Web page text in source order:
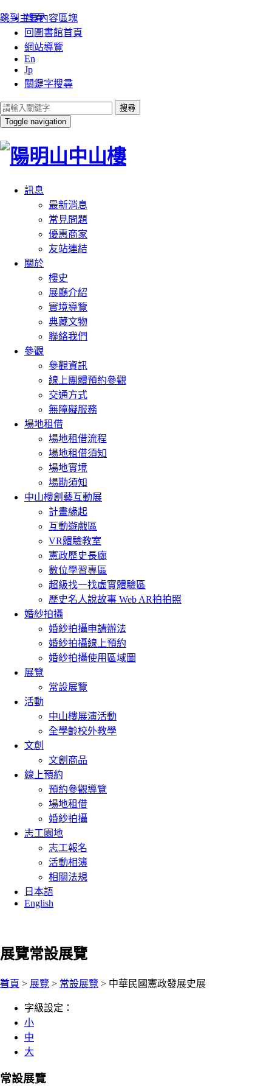
跳到主要內容區塊
:::
首頁
回圖書館首頁
網站導覽
En
Jp
關鍵字搜尋
搜尋
Toggle navigation
訊息
最新消息
常見問題
優惠商家
友站連結
關於
樓史
展廳介紹
實境導覽
典藏文物
聯絡我們
參觀
參觀資訊
線上團體預約參觀
交通方式
無障礙服務
場地租借
場地租借流程
場地租借須知
場地實境
場勘須知
中山樓創藝互動展
計畫緣起
互動遊戲區
VR體驗教室
憲政歷史長廊
數位學習專區
超級找一找虛實體驗區
歷史名人說故事 Web AR拍拍照
婚紗拍攝
婚紗拍攝申請辦法
婚紗拍攝線上預約
婚紗拍攝使用區域圖
展覽
常設展覽
活動
中山樓展演活動
全學齡校外教學
文創
文創商品
線上預約
預約參觀導覽
場地租借
婚紗拍攝
志工園地
志工報名
活動相簿
相關法規
日本語
English
展覽常設展覽
:::
首頁 > 展覽 > 常設展覽 > 中華民國憲政發展史展
字級設定：
小
中
大
常設展覽